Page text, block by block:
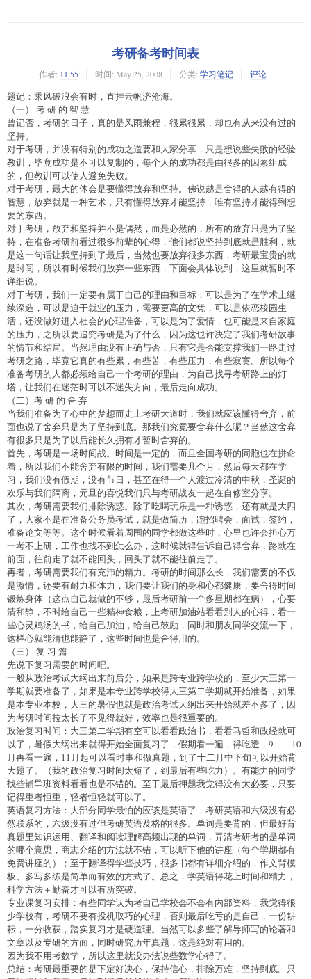
考研备考时间表
作者: 11:55 时间: May 25, 2008 分类: 学习笔记 评论
题记：乘风破浪会有时，直挂云帆济沧海。
（一） 考 研 的 智 慧
曾记否，考研的日子，真的是风雨兼程，很累很累，却也有从来没有过的
坚持。
对于考研，并没有特别的成功之道要和大家分享，只是想说些失败的经验
教训，毕竟成功是不可以复制的，每个人的成功都是由很多的因素组成
的，但教训可以使人避免失败。
对于考研，最大的体会是要懂得放弃和坚持。佛说越是舍得的人越有得的
智慧，放弃就是一种艺术，只有懂得放弃才能坚持，唯有坚持才能得到想
要的东西。
对于考研，放弃和坚持并不是偶然，而是必然的，所有的放弃只是为了坚
持，在准备考研前看过很多前辈的心得，他们都说坚持到底就是胜利，就
是这一句话让我坚持到了最后，当然也要放弃很多东西，考研最宝贵的就
是时间，所以有时候我们放弃一些东西，下面会具体说到，这里就暂时不
详细说。
对于考研，我们一定要有属于自己的理由和目标，可以是为了在学术上继
续深造，可以是迫于就业的压力，需要更高的文凭，可以是依恋校园生
活，还没做好进入社会的心理准备，可以是为了爱情，也可能是来自家庭
的压力，之所以要追究考研是为了什么，因为这也许决定了我们考研故事
的情节和结局。当然理由没有正确与否，只有它是否能支撑我们一路走过
考研之路，毕竟它真的有些累，有些苦，有些压力，有些寂寞。所以每个
准备考研的人都必须给自己一个考研的理由，为自己找寻考研路上的灯
塔，让我们在迷茫时可以不迷失方向，最后走向成功。
（二）考 研 的 舍 弃
当我们准备为了心中的梦想而走上考研大道时，我们就应该懂得舍弃，前
面也说了舍弃只是为了坚持到底。那我们究竟要舍弃什么呢？当然这舍弃
有很多只是为了以后能长久拥有才暂时舍弃的。
首先，考研是一场时间战。时间是一定的，而且全国考研的同胞也在拼命
着，所以我们不能舍弃有限的时间，我们需要几个月，然后每天都在学
习，我们没有假期，没有节日，甚至在得一个人渡过冷清的中秋，圣诞的
欢乐与我们隔离，元旦的喜悦我们只与考研战友一起在自修室分享。
其次，考研需要我们排除诱惑。除了吃喝玩乐是一种诱惑，还有就是大四
了，大家不是在准备公务员考试，就是做简历，跑招聘会，面试，签约，
准备论文等等。这个时候看着周围的同学都做这些时，心里也许会担心万
一考不上研，工作也找不到怎么办，这时候就得告诉自己得舍弃，路就在
前面，往前走了就不能回头，回头了就不能往前走了。
再者，考研需要我们有充沛的精力。考研的时间那么长，我们需要的不仅
是激情，还要有耐力和体力，我们要让我们的身和心都健康，要舍得时间
锻炼身体（这点自己就做的不够，最后考研前一个多星期都在病），心要
清和静，不时给自己一些精神食粮，上考研加油站看看别人的心得，看一
些心灵鸡汤的书，给自己加油，给自己鼓励，同时和朋友同学交流一下，
这样心就能清也能静了，这些时间也是舍得用的。
（三） 复 习 篇
先说下复习需要的时间吧。
一般从政治考试大纲出来前后分，如果是跨专业跨学校的，至少大三第一
学期就要准备了，如果是本专业跨学校得大三第二学期就开始准备，如果
是本专业本校，大三的暑假也就是政治考试大纲出来开始就差不多了，因
为考研时间拉太长了不见得就好，效率也是很重要的。
政治复习时间：大三第二学期有空可以看看政治书，看看马哲和政经就可
以了，暑假大纲出来就得开始全面复习了，假期看一遍，得吃透，9――10
月再看一遍，11月起可以看时事和做真题，到了十二月中下旬可以开始背
大题了。（我的政治复习时间太短了，到最后有些吃力）。有能力的同学
找些辅导班资料看看也是不错的。至于最后押题我觉得没有太必要，只要
记得重者恒重，轻者恒轻就可以了。
英语复习方法：大部分同学最怕的应该是英语了，考研英语和六级没有必
然联系的，六级没有过但考研英语及格的很多。单词是要背的，但最好背
真题里知识运用、翻译和阅读理解高频出现的单词，弄清考研考的是单词
的哪个意思，商志介绍的方法就不错，可以听下他的讲座（每个学期都有
免费讲座的）；至于翻译得学些技巧，很多书都有详细介绍的，作文背模
板、多写多练是简单而有效的方式了。总之，学英语得花上时间和精力，
科学方法＋勤奋才可以有所突破。
专业课复习安排：有些同学认为考自己学校会不会有内部资料，我觉得很
少学校有，考研不要有投机取巧的心理，否则最后吃亏的是自己，一份耕
耘，一分收获，踏实复习才是硬道理。当然可以多些了解导师写的论著和
文章以及专研的方面，同时研究历年真题，这是绝对有用的。
因为我不用考数学，所以这里就没办法说些数学心得了。
总结：考研最重要的是下定好决心，保持信心，排除万难，坚持到底。只